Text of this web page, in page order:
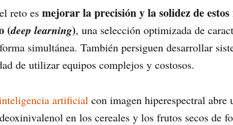
reto es mejorar la precisión y la solidez de estos
(deep learning), una selección optimizada de
simultánea. También persiguen desarrollar
de utilizar equipos complejos y costosos.
artificial con imagen hiperespectral abre
en los cereales y los frutos secos de